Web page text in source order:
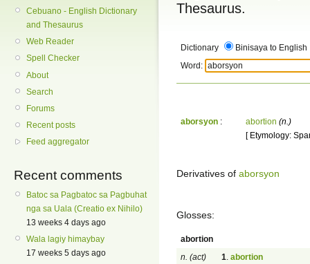
Cebuano - English Dictionary
and Thesaurus
Web Reader
Spell Checker
About
Search
Forums
Recent posts
Feed aggregator
Recent comments
Batoc sa Pagbatoc sa Pagbuhat
nga sa Uala (Creatio ex Nihilo)
13 weeks 4 days ago
Wala lagiy himaybay
17 weeks 5 days ago
Thesaurus.
Dictionary
Binisaya to English
Word:
aborsyon : abortion (n.)
[ Etymology:
Derivatives of aborsyon
Glosses:
abortion
n. (act)
1 abortion